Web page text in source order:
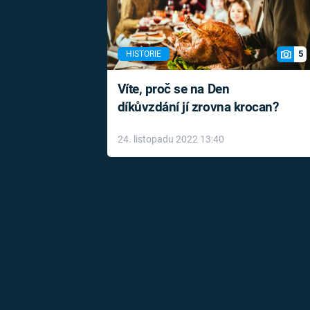
HISTORIE 5
Víte, proč se na Den
díkůvzdání jí zrovna krocan?
24. listopadu 2022 13:40